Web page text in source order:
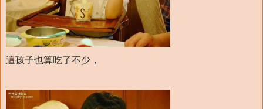
這孩子也算吃了不少，